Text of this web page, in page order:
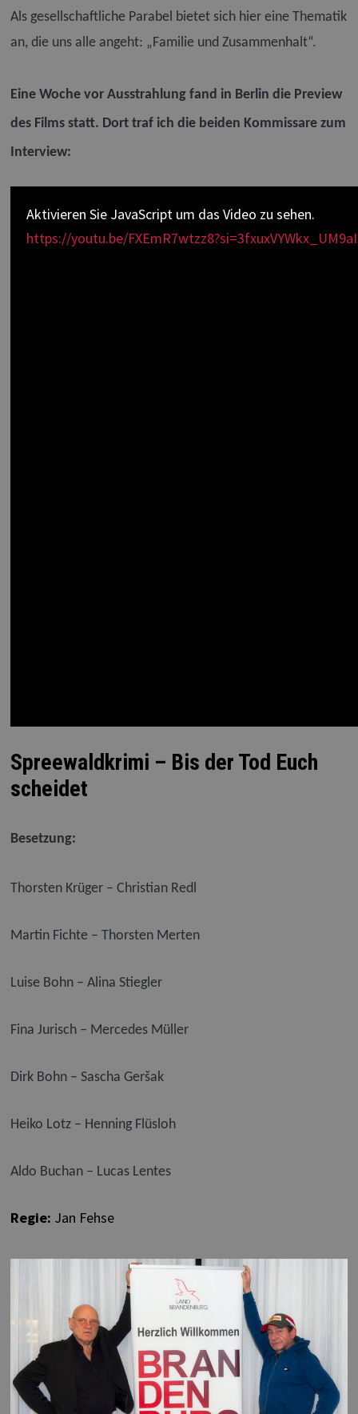
Als gesellschaftliche Parabel bietet sich hier eine Thematik
an, die uns alle angeht: „Familie und Zusammenhalt“.
Eine Woche vor Ausstrahlung fand in Berlin die Preview
des Films statt. Dort traf ich die beiden Kommissare zum
Interview:
Aktivieren Sie JavaScript um das Video zu sehen.
https://youtu.be/FXEmR7wtzz8?si=3fxuxVYWkx_UM9aI
Spreewaldkrimi – Bis der Tod Euch
scheidet
Besetzung:
Thorsten Krüger – Christian Redl
Martin Fichte – Thorsten Merten
Luise Bohn – Alina Stiegler
Fina Jurisch – Mercedes Müller
Dirk Bohn – Sascha Geršak
Heiko Lotz – Henning Flüsloh
Aldo Buchan – Lucas Lentes
Regie: Jan Fehse